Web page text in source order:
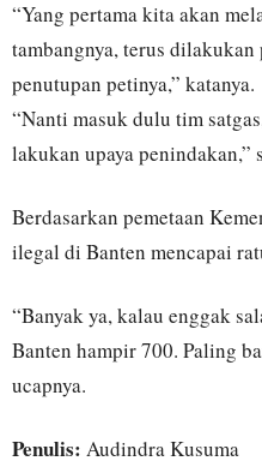
“Yang pertama kita akan
tambangnya, terus
penutupan petinya,” katanya.
“Nanti masuk dulu tim
lakukan upaya penindakan,”
Berdasarkan pemetaan
ilegal di Banten mencapai
“Banyak ya, kalau enggak
Banten hampir 700. Paling
ucapnya.
Penulis: Audindra Kusuma